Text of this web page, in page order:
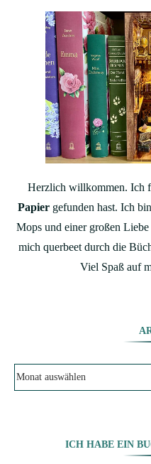
Herzlich willkommen. Ich
Papier gefunden hast. Ich
Mops und einer großen
mich querbeet durch die
Viel Spaß auf
ICH HABE EIN